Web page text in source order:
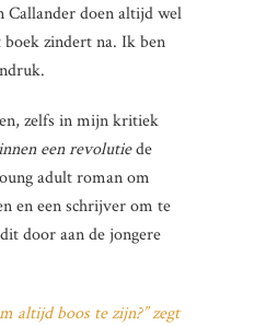
Callander doen altijd wel
zindert na. Ik ben
zelfs in mijn kritiek
een revolutiede
adult roman om
en een schrijver om te
door aan de jongere
altijd boos te zijn?” zegt